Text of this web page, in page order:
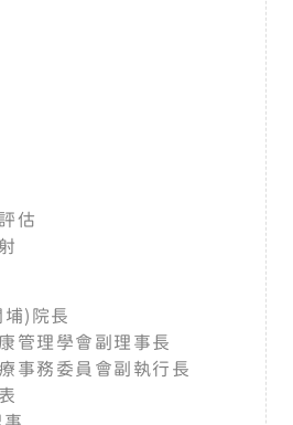
估
)院長
管理學會副理事長
事務委員會副執行長